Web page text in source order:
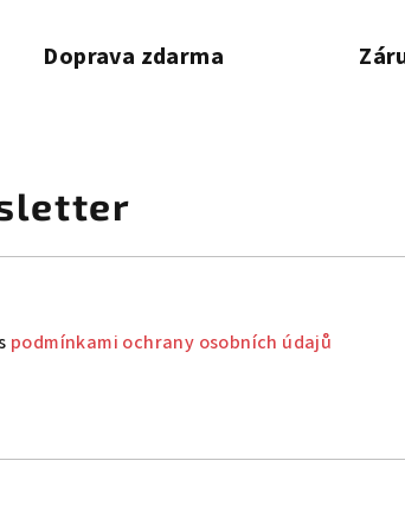
Doprava zdarma
podmínkami ochrany osobních údajů